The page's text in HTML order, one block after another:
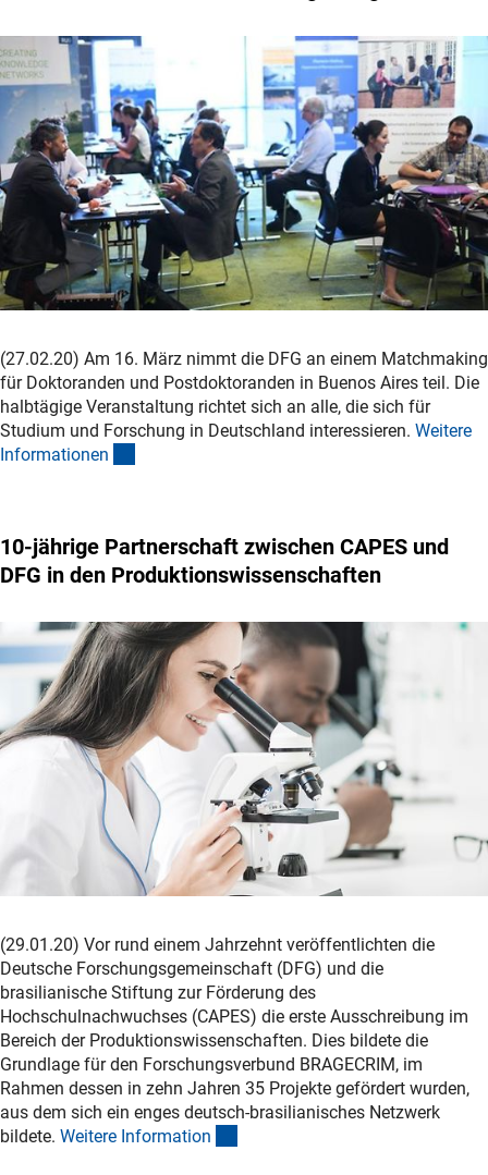
(27.02.20) Am 16. März nimmt die DFG an einem Matchmaking
für Doktoranden und Postdoktoranden in Buenos Aires teil. Die
halbtägige Veranstaltung richtet sich an alle, die sich für
Studium und Forschung in Deutschland interessieren. Weitere
Informationen
10-jährige Partnerschaft zwischen CAPES und
DFG in den Produktionswissenschaften
(29.01.20) Vor rund einem Jahrzehnt veröffentlichten die
Deutsche Forschungsgemeinschaft (DFG) und die
brasilianische Stiftung zur Förderung des
Hochschulnachwuchses (CAPES) die erste Ausschreibung im
Bereich der Produktionswissenschaften. Dies bildete die
Grundlage für den Forschungsverbund BRAGECRIM, im
Rahmen dessen in zehn Jahren 35 Projekte gefördert wurden,
aus dem sich ein enges deutsch-brasilianisches Netzwerk
bildete. Weitere Information